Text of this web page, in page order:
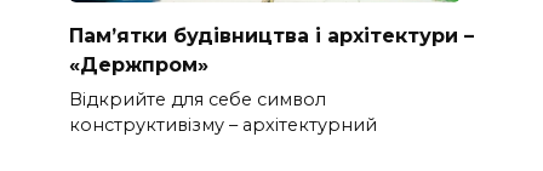
Пам’ятки будівництва і архітектури –
«Держпром»
Відкрийте для себе символ
конструктивізму – архітектурний